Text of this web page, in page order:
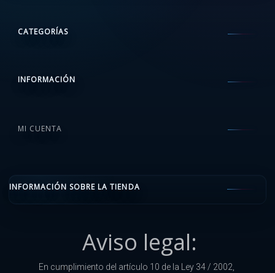
CATEGORÍAS
INFORMACIÓN
MI CUENTA
INFORMACIÓN SOBRE LA TIENDA
Aviso legal:
En cumplimiento del artículo 10 de la Ley 34 / 2002,